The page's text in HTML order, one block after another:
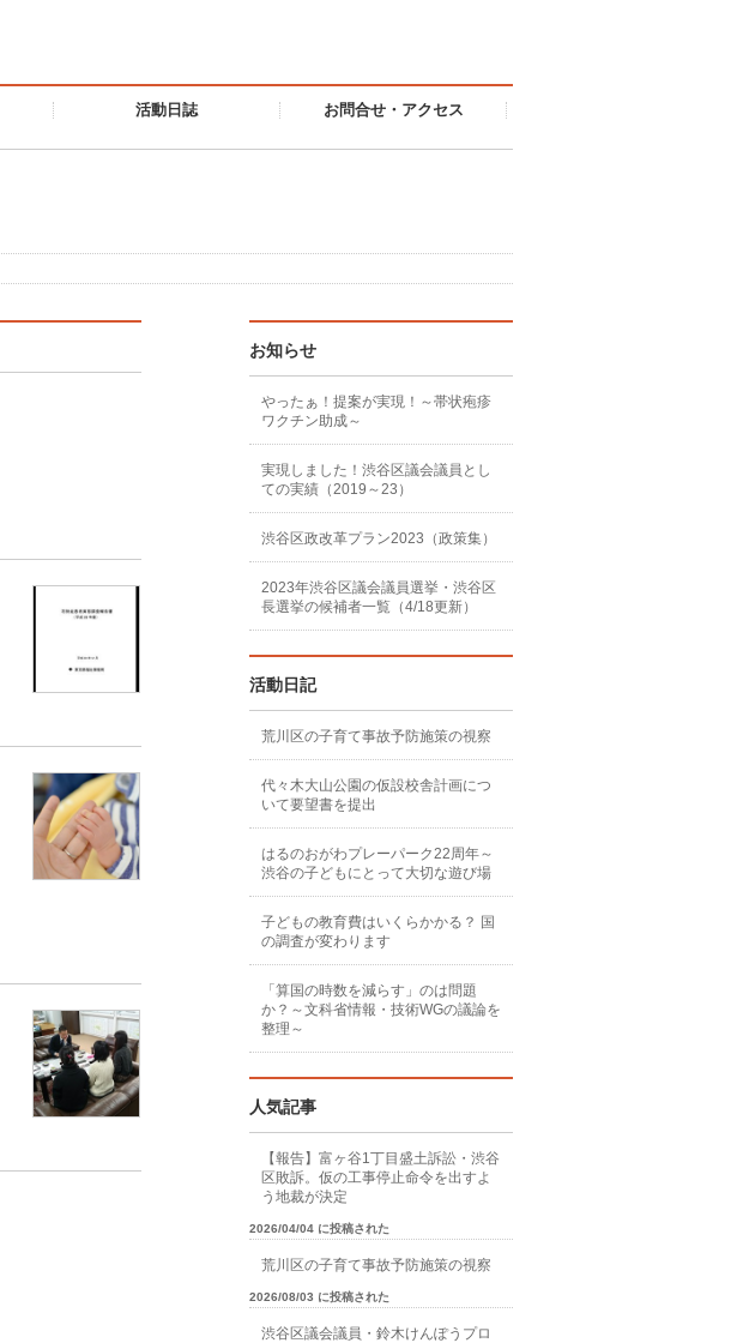
活動日誌 お問合せ・アクセス
お知らせ
やったぁ！提案が実現！～帯状疱疹
ワクチン助成～
実現しました！渋谷区議会議員とし
ての実績（2019～23）
渋谷区政改革プラン2023（政策集）
2023年渋谷区議会議員選挙・渋谷区
長選挙の候補者一覧（4/18更新）
活動日記
荒川区の子育て事故予防施策の視察
代々木大山公園の仮設校舎計画につ
いて要望書を提出
はるのおがわプレーパーク22周年～
渋谷の子どもにとって大切な遊び場
子どもの教育費はいくらかかる？ 国
の調査が変わります
「算国の時数を減らす」のは問題
か？～文科省情報・技術WGの議論を
整理～
人気記事
【報告】富ヶ谷1丁目盛土訴訟・渋谷
区敗訴。仮の工事停止命令を出すよ
う地裁が決定
2026/04/04 に投稿された
荒川区の子育て事故予防施策の視察
2026/08/03 に投稿された
渋谷区議会議員・鈴木けんぽうプロ